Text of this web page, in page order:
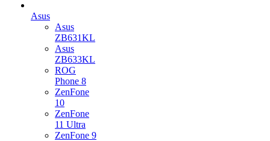
Asus
Asus
ZB631KL
Asus
ZB633KL
ROG
Phone 8
ZenFone
10
ZenFone
11 Ultra
ZenFone 9